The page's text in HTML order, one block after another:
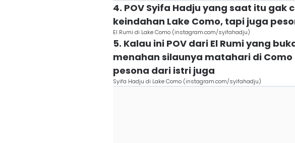
4. POV Syifa Hadju yang saat itu gak
keindahan Lake Como, tapi juga
El Rumi di Lake Como (instagram.com/syifahadju)
5. Kalau ini POV dari El Rumi yang
menahan silaunya matahari di
pesona dari istri juga
Syifa Hadju di Lake Como (instagram.com/syifahadju)